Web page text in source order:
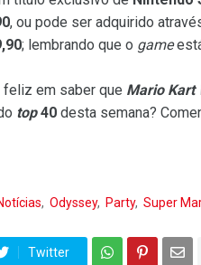
, ou pode ser adquirido
; lembrando que o game
feliz em saber que Mario Kart
top40 desta semana?
Odyssey Party Super
Twitter